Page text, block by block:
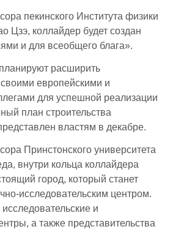
пекинского Института физики
Цзэ, коллайдер будет создан
и для всеобщего блага».
расширить
европейскими и
для успешной реализации
план строительства
властям в декабре.
Принстонского университета
внутри кольца коллайдера
город, который станет
исследовательским центром.
и
а также представительства